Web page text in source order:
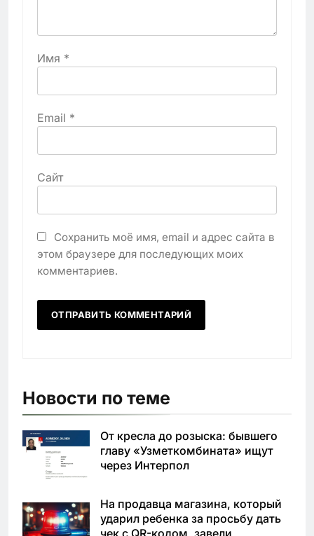
Имя *
Email *
Сайт
Сохранить моё имя, email и адрес сайта в
этом браузере для последующих моих
комментариев.
Новости по теме
От кресла до розыска: бывшего
главу «Узметкомбината» ищут
через Интерпол
На продавца магазина, который
ударил ребенка за просьбу дать
чек с QR-кодом, завели